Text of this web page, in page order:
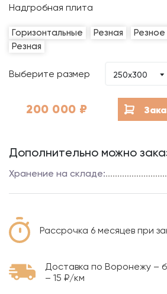
Надгробная плита
Горизонтальные Резная
Резная
Выберите размер 250x300
200 000 ₽
Дополнительно можно
Хранение на складе:
Рассрочка 6 месяцев при
Доставка по Воронежу –
– 15 ₽/км